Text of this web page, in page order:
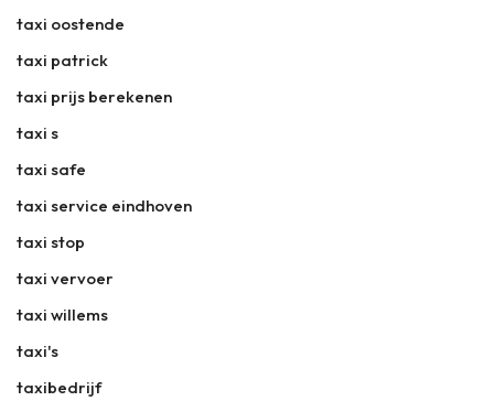
taxi oostende
taxi patrick
taxi prijs berekenen
taxi s
taxi safe
taxi service eindhoven
taxi stop
taxi vervoer
taxi willems
taxi's
taxibedrijf